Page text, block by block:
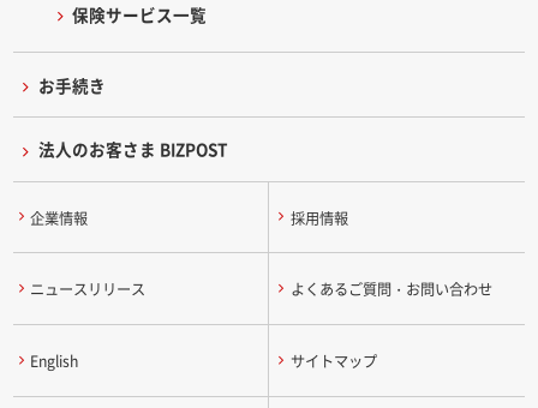
保険サービス一覧
お手続き
法人のお客さま BIZPOST
企業情報 採用情報
ニュースリリース よくあるご質問・お問い合わせ
English サイトマップ